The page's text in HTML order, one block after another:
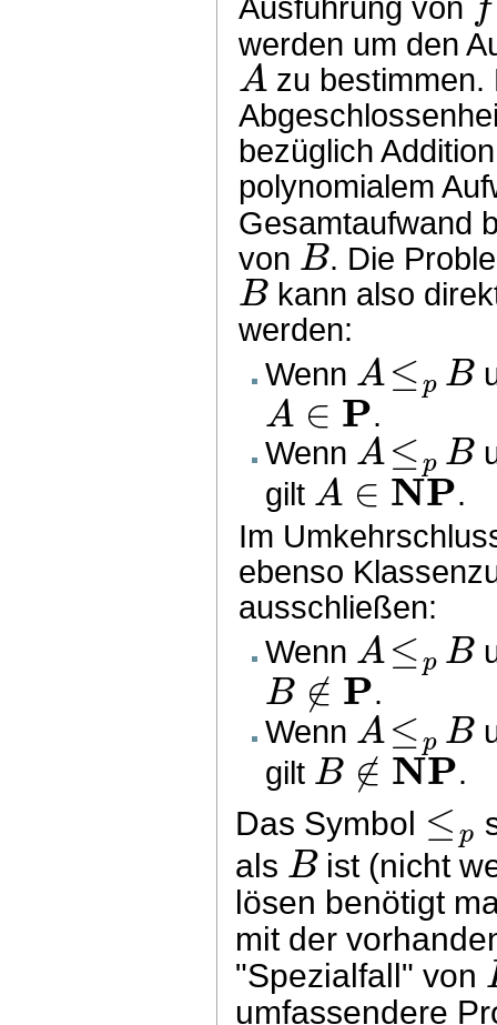
Ausführung von
werden um den
A zu bestimmen.
bezüglich
polynomialem
Gesamtaufwand
von B. Die
B kann also
werden:
Wenn A≤p B
A ∈ P.
Wenn A≤p B
gilt A ∈ NP.
Im
ebenso
ausschließen:
Wenn A≤p B
B ∉ P.
Wenn A≤p B
gilt B ∉ NP.
Das Symbol ≤p
als Bist (nicht
lösen benötigt
mit der
"Spezialfall" von
umfassendere